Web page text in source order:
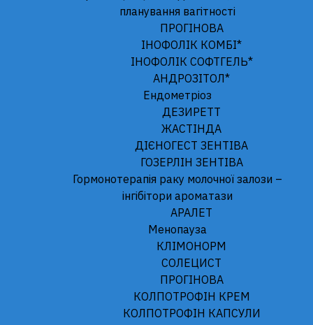
планування вагітності
ПРОГІНОВА
ІНОФОЛІК КОМБІ*
ІНОФОЛІК СОФТГЕЛЬ*
АНДРОЗІТОЛ*
Ендометріоз
ДЕЗИРЕТТ
ЖАСТІНДА
ДІЄНОГЕСТ ЗЕНТІВА
ГОЗЕРЛІН ЗЕНТІВА
Гормонотерапія раку молочної залози –
інгібітори ароматази
АРАЛЕТ
Менопауза
КЛІМОНОРМ
СОЛЕЦИСТ
ПРОГІНОВА
КОЛПОТРОФІН КРЕМ
КОЛПОТРОФІН КАПСУЛИ
Залишати мене в обліковому записі
ТОВ «ЗЕНТІВА УКРАЇНА». 02002, м. Київ, пр-т. Броварський, буд. 5-
И. Тел. +38 044 517 75 00.www.zentiva.com